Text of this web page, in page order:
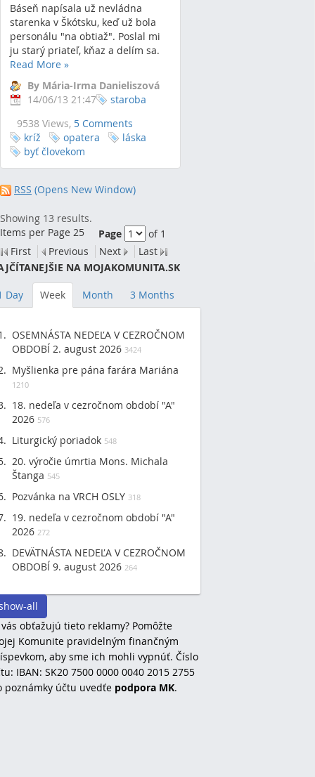
Báseň napísala už nevládna
starenka v Škótsku, keď už bola
personálu "na obtiaž". Poslal mi
ju starý priateľ, kňaz a delím sa.
Read More »
By Mária-Irma Danieliszová
14/06/13 21:47
9538 Views, 5 Comments
staroba
kríž opatera
láska
byť človekom
RSS (Opens New Window)
Showing 13 results.
Items per Page 25
Page
of 1
First
Previous Next
Last
NA MOJAKOMUNITA.SK
Day Week Month 3 Months
OSEMNÁSTA NEDEĽA V CEZROČNOM
OBDOBÍ 2. august 2026 3424
Myšlienka pre pána farára Mariána
1210
18. nedeľa v cezročnom období "A"
2026 576
Liturgický poriadok 548
20. výročie úmrtia Mons. Michala
Štanga 545
Pozvánka na VRCH OSLY 318
19. nedeľa v cezročnom období "A"
2026 272
DEVÄTNÁSTA NEDEĽA V CEZROČNOM
OBDOBÍ 9. august 2026 264
all
obťažujú tieto reklamy? Pomôžte
Komunite pravidelným finančným
aby sme ich mohli vypnúť. Číslo
IBAN: SK20 7500 0000 0040 2015 2755
poznámky účtu uvedťe podpora MK.